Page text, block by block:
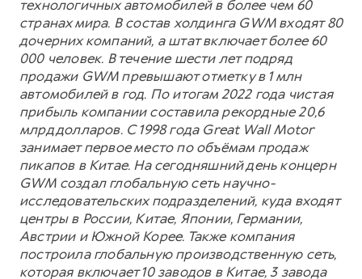
технологичных автомобилей в более чем 60
странах мира. В состав холдинга GWM входят 80
дочерних компаний, а штат включает более 60
000 человек. В течение шести лет подряд
продажи GWM превышают отметку в 1 млн
автомобилей в год. По итогам 2022 года чистая
прибыль компании составила рекордные 20,6
млрд долларов. С 1998 года Great Wall Motor
занимает первое место по объёмам продаж
пикапов в Китае. На сегодняшний день концерн
GWM создал глобальную сеть научно-
исследовательских подразделений, куда входят
центры в России, Китае, Японии, Германии,
Австрии и Южной Корее. Также компания
построила глобальную производственную сеть,
которая включает 10 заводов в Китае, 3 завода